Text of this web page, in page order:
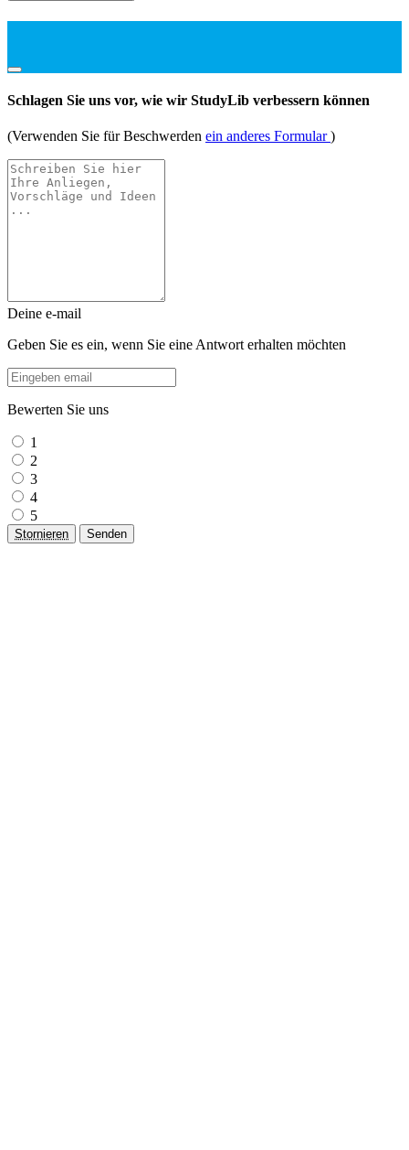
Schlagen Sie uns vor, wie wir StudyLib verbessern können
(Verwenden Sie für Beschwerden ein anderes Formular)
Deine e-mail
Geben Sie es ein, wenn Sie eine Antwort erhalten möchten
Bewerten Sie uns
1
2
3
4
5
Stornieren Senden